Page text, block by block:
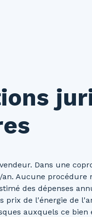
Dans une
Aucune procédure
des dépenses
de l'énergie de
auxquels ce bien